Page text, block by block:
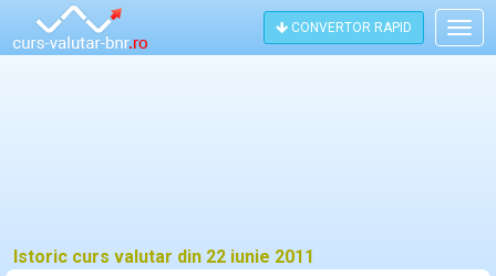
CONVERTOR RAPID
Istoric curs valutar din 22 iunie 2011